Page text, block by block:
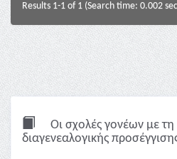
Results 1-1 of 1 (Search time: 0.002
Οι σχολές γονέων με τη
διαγενεαλογικής